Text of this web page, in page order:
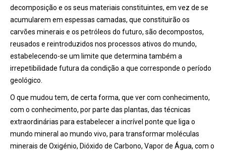
decomposição e os seus materiais constituintes, em vez de se
acumularem em espessas camadas, que constituirão os
carvões minerais e os petróleos do futuro, são decompostos,
reusados e reintroduzidos nos processos ativos do mundo,
estabelecendo-se um limite que determina também a
irrepetibilidade futura da condição a que corresponde o período
geológico.
O que mudou tem, de certa forma, que ver com conhecimento,
com o conhecimento, por parte das plantas, das técnicas
extraordinárias para estabelecer a incrível ponte que liga o
mundo mineral ao mundo vivo, para transformar moléculas
minerais de Oxigénio, Dióxido de Carbono, Vapor de Água, com o